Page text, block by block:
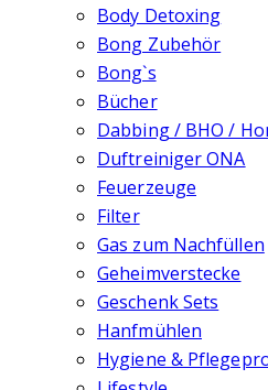
Body Detoxing
Bong Zubehör
Bong`s
Bücher
Dabbing / BHO /
Duftreiniger ONA
Feuerzeuge
Filter
Gas zum Nachfüllen
Geheimverstecke
Geschenk Sets
Hanfmühlen
Hygiene &